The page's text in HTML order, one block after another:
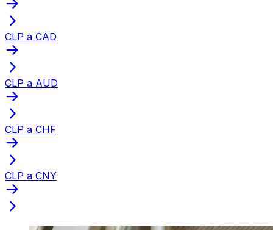
CLP a CAD
CLP a AUD
CLP a CHF
CLP a CNY